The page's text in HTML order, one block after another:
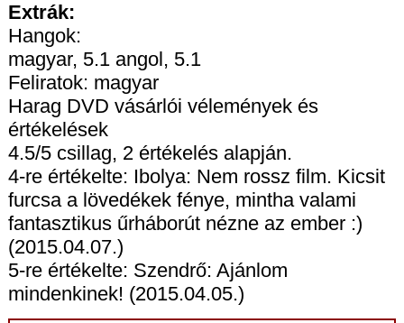
Extrák:
Hangok:
magyar, 5.1 angol, 5.1
Feliratok: magyar
Harag DVD vásárlói vélemények és
értékelések
4.5/5 csillag, 2 értékelés alapján.
4-re értékelte: Ibolya: Nem rossz film. Kicsit
furcsa a lövedékek fénye, mintha valami
fantasztikus űrháborút nézne az ember :)
(2015.04.07.)
5-re értékelte: Szendrő: Ajánlom
mindenkinek! (2015.04.05.)